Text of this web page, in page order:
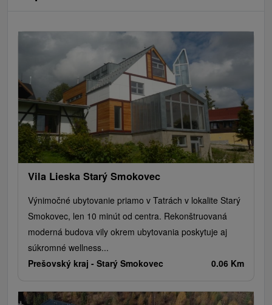
Vila Lieska Starý Smokovec
Výnimočné ubytovanie priamo v Tatrách v lokalite Starý
Smokovec, len 10 minút od centra. Rekonštruovaná
moderná budova vily okrem ubytovania poskytuje aj
súkromné wellness...
Prešovský kraj - Starý Smokovec 0.06 Km